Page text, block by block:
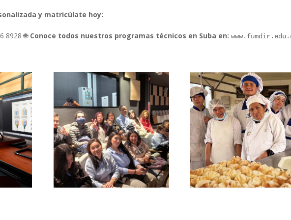
y matricúlate hoy:
8928 🌐 Conoce todos nuestros programas técnicos en Suba en: